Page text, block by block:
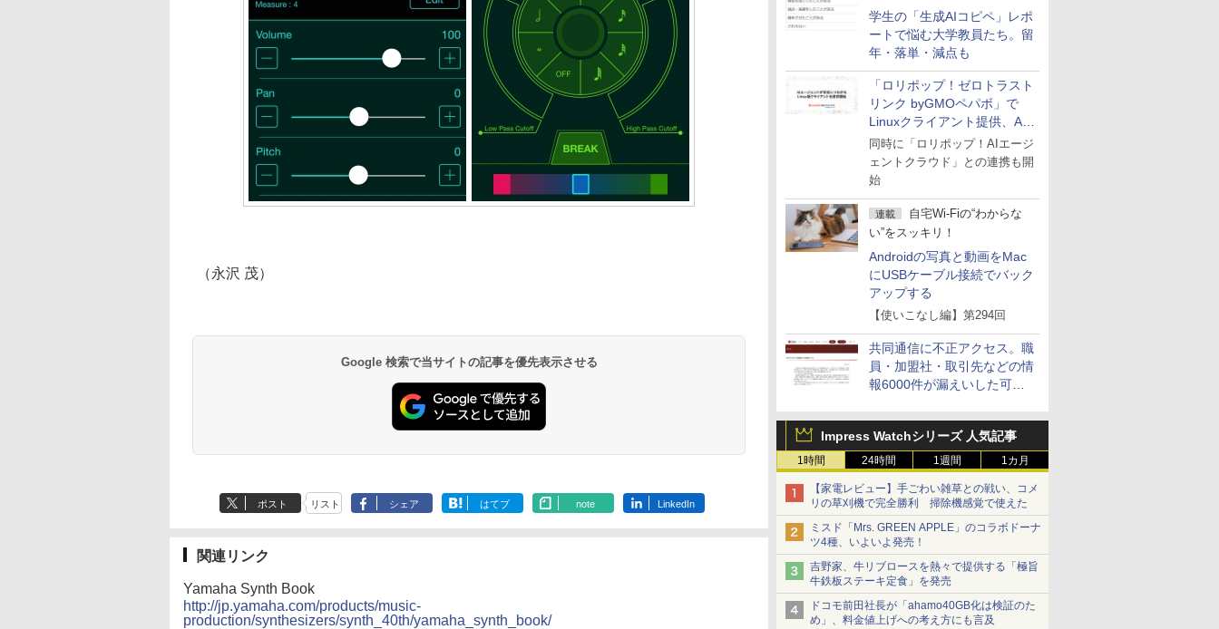
学生の「生成AIコピペ」レポ
ートで悩む大学教員たち。留
年・落単・減点も
「ロリポップ！ゼロトラスト
リンク byGMOペパボ」で
Linuxクライアント提供、AI
エージェントの接続が容易に
同時に「ロリポップ！AIエージ
ェントクラウド」との連携も開
始
連載
自宅Wi-Fiの“わからな
い”をスッキリ！
Androidの写真と動画をMac
にUSBケーブル接続でバック
アップする
【使いこなし編】第294回
共同通信に不正アクセス。職
員・加盟社・取引先などの情
報6000件が漏えいした可能
Impress Watchシリーズ 人気記事
1時間 24時間 1週間 1カ月
【家電レビュー】手ごわい雑草との戦い、コメ
リの草刈機で完全勝利 掃除機感覚で使えた
ミスド「Mrs. GREEN APPLE」のコラボドーナ
ツ4種、いよいよ発売！
吉野家、牛リブロースを熱々で提供する「極旨
牛鉄板ステーキ定食」を発売
ドコモ前田社長が「ahamo40GB化は検証のた
め」、料金値上げへの考え方にも言及
（永沢 茂）
Google 検索で当サイトの記事を優先表示させる
ポスト リスト シェア はてブ note LinkedIn
関連リンク
Yamaha Synth Book
http://jp.yamaha.com/products/music-
production/synthesizers/synth_40th/yamaha_synth_book/